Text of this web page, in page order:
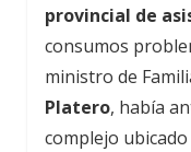
provincial de
consumos
ministro de
Platero, había
complejo ubicado